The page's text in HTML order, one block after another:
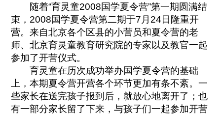
随着“育灵童2008国学夏令营”第一期圆满结
束，2008国学夏令营第二期于7月24日隆重开
营。来自北京各个区县的小营员和夏令营的老
师、北京育灵童教育研究院的专家以及教官一起
参加了开营仪式。
育灵童在历次成功举办国学夏令营的基础
上，本期夏令营开营各个环节更加有条不紊。一
些家长在送完孩子报到后，就放心地离开了；也
有一部分家长留了下来，与孩子们一起参加开营